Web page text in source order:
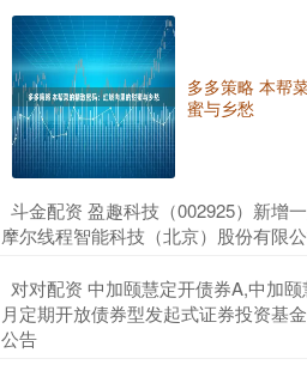
多多策略 本帮
蜜与乡愁
斗金配资 盈趣科技（002925）新增
摩尔线程智能科技（北京）股份有限
对对配资 中加颐慧定开债券A,中加
月定期开放债券型发起式证券投资基
公告